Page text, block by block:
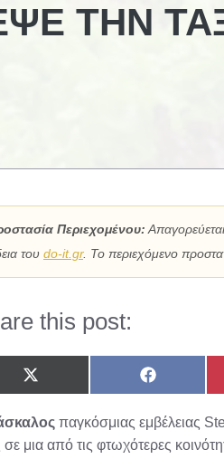
ΤΗΝ
Περιεχομένου:
του do-it.gr. Το περιεχόμενο
this post:
Share
on
(Twitter)
Share
on
παγκόσμιας εμβέλειας
μια από τις φτωχότερες